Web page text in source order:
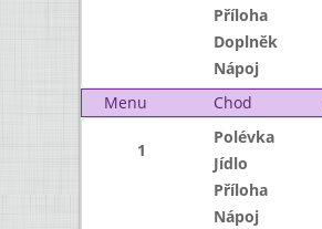
Příloha
Doplněk
Nápoj
Menu
Chod
1
Polévka
Jídlo
Příloha
Nápoj